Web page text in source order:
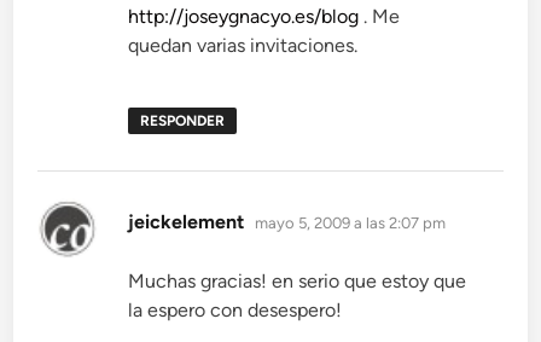
http://joseygnacyo.es/blog . Me
quedan varias invitaciones.
RESPONDER
jeickelement dice:
mayo 5, 2009 a las 2:07 pm
Muchas gracias! en serio que estoy que
la espero con desespero!